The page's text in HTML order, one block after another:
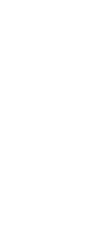
нет привязки по месту(
брендами), гарантия